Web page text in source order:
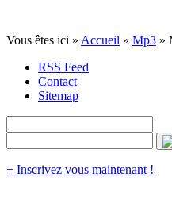
Vous êtes ici » Accueil » Mp3 »
RSS Feed
Contact
Sitemap
+ Inscrivez vous maintenant !